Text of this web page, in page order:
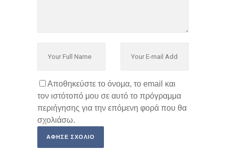
Αποθηκεύστε το όνομα, το email και
τον ιστότοπό μου σε αυτό το πρόγραμμα
περιήγησης για την επόμενη φορά που θα
σχολιάσω.